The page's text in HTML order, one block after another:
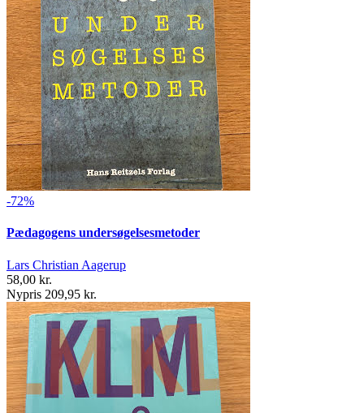
-72%
Pædagogens undersøgelsesmetoder
Lars Christian Aagerup
58,00 kr.
Nypris 209,95 kr.